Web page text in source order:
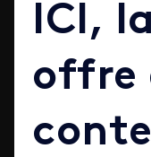
ICI,
offre